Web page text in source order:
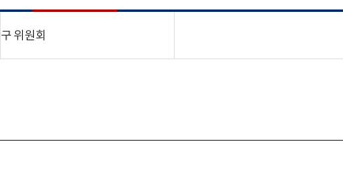
구 위원회